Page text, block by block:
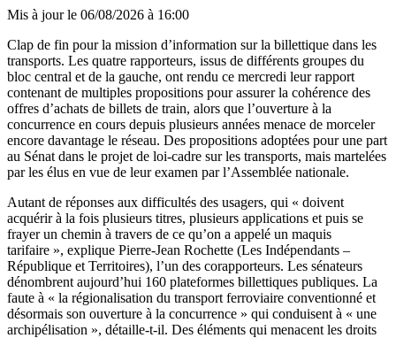
Mis à jour le 06/08/2026 à 16:00
Clap de fin pour la mission d’information sur la billettique dans les
transports. Les quatre rapporteurs, issus de différents groupes du
bloc central et de la gauche, ont rendu ce mercredi leur rapport
contenant de multiples propositions pour assurer la cohérence des
offres d’achats de billets de train, alors que l’ouverture à la
concurrence en cours depuis plusieurs années menace de morceler
encore davantage le réseau. Des propositions adoptées pour une part
au Sénat dans le projet de loi-cadre sur les transports, mais martelées
par les élus en vue de leur examen par l’Assemblée nationale.
Autant de réponses aux difficultés des usagers, qui « doivent
acquérir à la fois plusieurs titres, plusieurs applications et puis se
frayer un chemin à travers de ce qu’on a appelé un maquis
tarifaire », explique Pierre-Jean Rochette (Les Indépendants –
République et Territoires), l’un des corapporteurs. Les sénateurs
dénombrent aujourd’hui 160 plateformes billettiques publiques. La
faute à « la régionalisation du transport ferroviaire conventionné et
désormais son ouverture à la concurrence » qui conduisent à « une
archipélisation », détaille-t-il. Des éléments qui menacent les droits